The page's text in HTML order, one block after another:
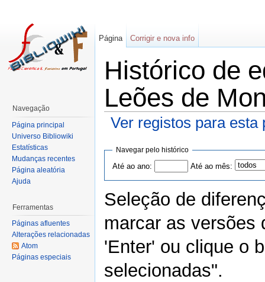
Histórico de
Leões de
Ver registos para esta
Navegar pelo histórico
Até ao ano: Até ao mês:
Seleção de
marcar as versões
'Enter' ou clique o
selecionadas".
Página Corrigir e nova info
Navegação
Página principal
Universo Bibliowiki
Estatísticas
Mudanças recentes
Página aleatória
Ajuda
Ferramentas
Páginas afluentes
Alterações relacionadas
Atom
Páginas especiais